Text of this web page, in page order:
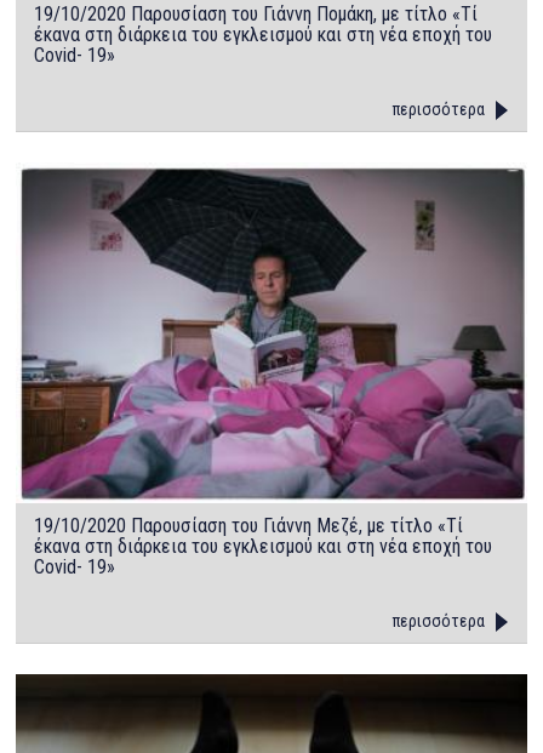
19/10/2020 Παρουσίαση του Γιάννη Πομάκη, με τίτλο «Τί
έκανα στη διάρκεια του εγκλεισμού και στη νέα εποχή του
Covid- 19»
περισσότερα
19/10/2020 Παρουσίαση του Γιάννη Μεζέ, με τίτλο «Τί
έκανα στη διάρκεια του εγκλεισμού και στη νέα εποχή του
Covid- 19»
περισσότερα